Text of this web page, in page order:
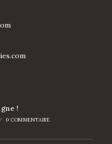
!
/ 0 COMMENTAIRE